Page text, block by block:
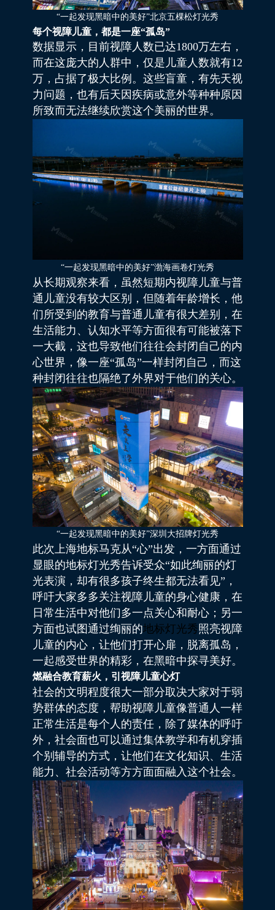
“一起发现黑暗中的美好”北京五棵松灯光秀
每个视障儿童，都是一座“孤岛”
数据显示，目前视障人数已达1800万左右，
而在这庞大的人群中，仅是儿童人数就有12
万，占据了极大比例。这些盲童，有先天视
力问题，也有后天因疾病或意外等种种原因
所致而无法继续欣赏这个美丽的世界。
“一起发现黑暗中的美好”渤海画卷灯光秀
从长期观察来看，虽然短期内视障儿童与普
通儿童没有较大区别，但随着年龄增长，他
们所受到的教育与普通儿童有很大差别，在
生活能力、认知水平等方面很有可能被落下
一大截，这也导致他们往往会封闭自己的内
心世界，像一座“孤岛”一样封闭自己，而这
种封闭往往也隔绝了外界对于他们的关心。
“一起发现黑暗中的美好”深圳大招牌灯光秀
此次上海地标马克从“心”出发，一方面通过
显眼的地标灯光秀告诉受众“如此绚丽的灯
光表演，却有很多孩子终生都无法看见”，
呼吁大家多多关注视障儿童的身心健康，在
日常生活中对他们多一点关心和耐心；另一
方面也试图通过绚丽的地标灯光秀照亮视障
儿童的内心，让他们打开心扉，脱离孤岛，
一起感受世界的精彩，在黑暗中探寻美好。
燃融合教育薪火，引视障儿童心灯
社会的文明程度很大一部分取决大家对于弱
势群体的态度，帮助视障儿童像普通人一样
正常生活是每个人的责任，除了媒体的呼吁
外，社会面也可以通过集体教学和有机穿插
个别辅导的方式，让他们在文化知识、生活
能力、社会活动等方方面面融入这个社会。